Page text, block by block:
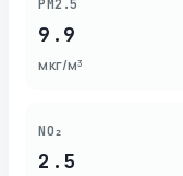
PM2.5
9.9
мкг/м³
NO₂
2.5